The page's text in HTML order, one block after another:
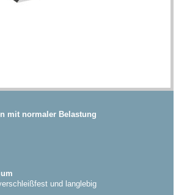
mit normaler Belastung
und langlebig